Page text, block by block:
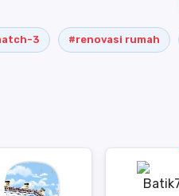
3 #renovasi rumah